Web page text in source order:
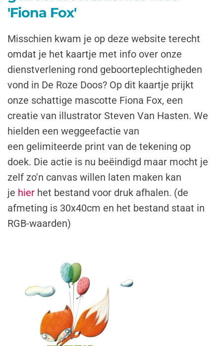
'Fiona Fox'
Misschien kwam je op deze website terecht
omdat je het kaartje met info over onze
dienstverlening rond geboorteplechtigheden
vond in De Roze Doos? Op dit kaartje prijkt
onze schattige mascotte Fiona Fox, een
creatie van illustrator Steven Van Hasten. We
hielden een weggeefactie van
een gelimiteerde print van de tekening op
doek. Die actie is nu beëindigd maar mocht je
zelf zo'n canvas willen laten maken kan
je hier het bestand voor druk afhalen. (de
afmeting is 30x40cm en het bestand staat in
RGB-waarden)